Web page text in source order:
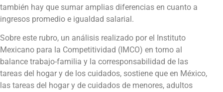
también hay que sumar amplias diferencias en cuanto a
ingresos promedio e igualdad salarial.
Sobre este rubro, un análisis realizado por el Instituto
Mexicano para la Competitividad (IMCO) en torno al
balance trabajo-familia y la corresponsabilidad de las
tareas del hogar y de los cuidados, sostiene que en México,
las tareas del hogar y de cuidados de menores, adultos